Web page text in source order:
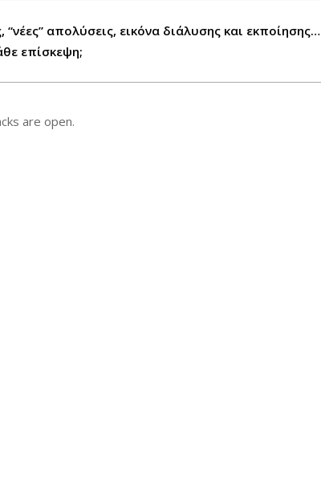
“νέες” απολύσεις, εικόνα διάλυσης και εκποίησης…
επίσκεψη;
are open.